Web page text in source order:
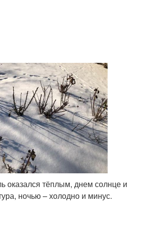
оказался тёплым, днем солнце и
ночью – холодно и минус.